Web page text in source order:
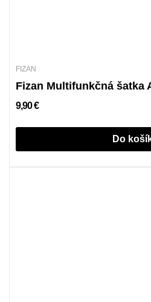
FIZAN
Fizan Multifunkčná šatka
9,90 €
Do